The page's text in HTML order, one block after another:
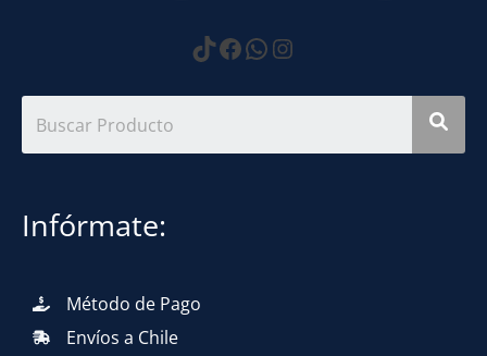
https://
Facebook
WhatsApp
Instagram
Infórmate:
Método de Pago
Envíos a Chile